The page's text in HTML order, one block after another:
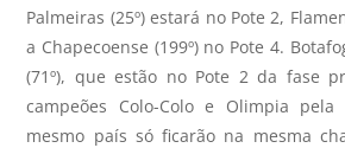
Palmeiras (25º) estará no Pote 2,
a Chapecoense (199º) no Pote 4.
(71º), que estão no Pote 2 da fase
campeões Colo-Colo e Olimpia
mesmo país só ficarão na mesma